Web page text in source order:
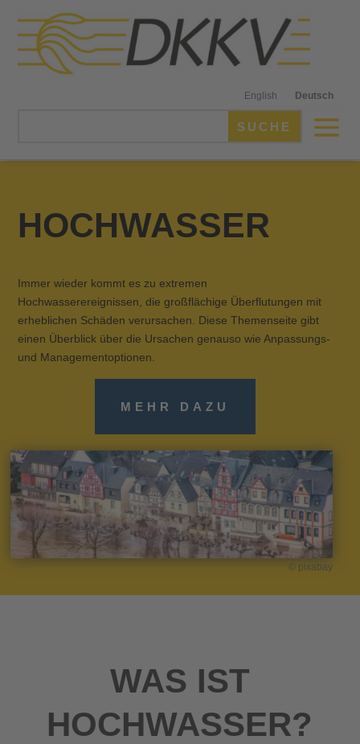
English Deutsch
HOCHWASSER
Immer wieder kommt es zu extremen
Hochwasserereignissen, die großflächige Überflutungen mit
erheblichen Schäden verursachen. Diese Themenseite gibt
einen Überblick über die Ursachen genauso wie Anpassungs-
und Managementoptionen.
MEHR DAZU
© pixabay
WAS IST
HOCHWASSER?